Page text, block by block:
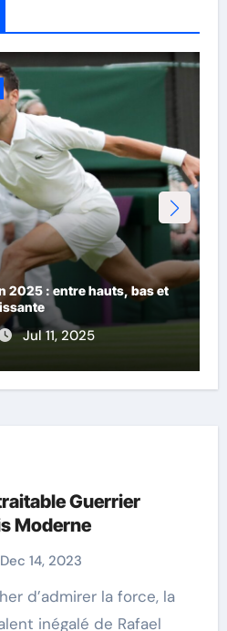
sur gazon : prudence et
Jul 9, 2025
Guerrier
Moderne
Dec 14, 2023
inégalé de Rafael